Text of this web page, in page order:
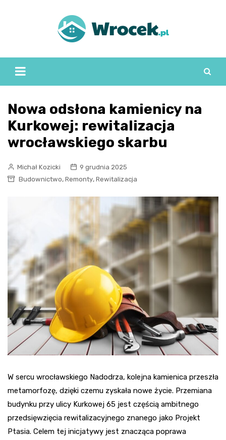
Nowa odsłona kamienicy na
Kurkowej: rewitalizacja
wrocławskiego skarbu
Michał Kozicki
9 grudnia 2025
Budownictwo, Remonty, Rewitalizacja
W sercu wrocławskiego Nadodrza, kolejna kamienica przeszła
metamorfozę, dzięki czemu zyskała nowe życie. Przemiana
budynku przy ulicy Kurkowej 65 jest częścią ambitnego
przedsięwzięcia rewitalizacyjnego znanego jako Projekt
Ptasia. Celem tej inicjatywy jest znacząca poprawa